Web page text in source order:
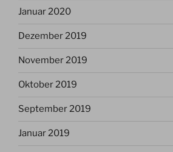
Januar 2020
Dezember 2019
November 2019
Oktober 2019
September 2019
Januar 2019